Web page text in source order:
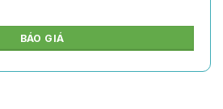
BÁO GIÁ